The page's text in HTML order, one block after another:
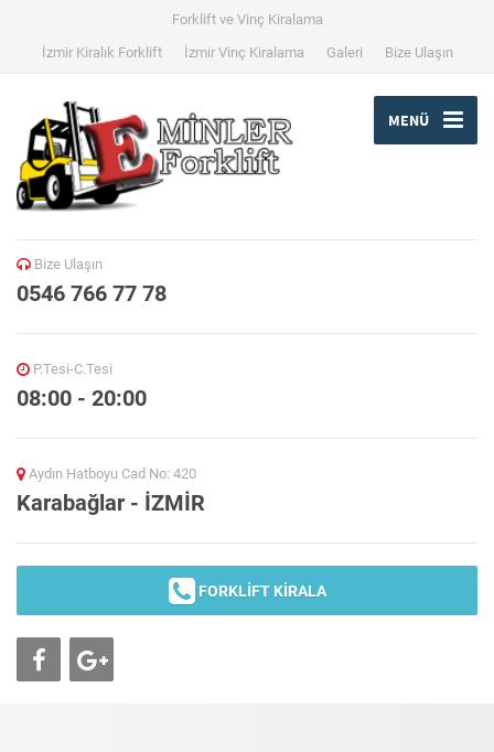
Forklift ve Vinç Kiralama
İzmir Kiralık Forklift
İzmir Vinç Kiralama Galeri Bize Ulaşın
MENÜ
Bize Ulaşın
0546 766 77 78
P.Tesi-C.Tesi
08:00 - 20:00
Aydın Hatboyu Cad No: 420
Karabağlar - İZMİR
FORKLİFT KİRALA